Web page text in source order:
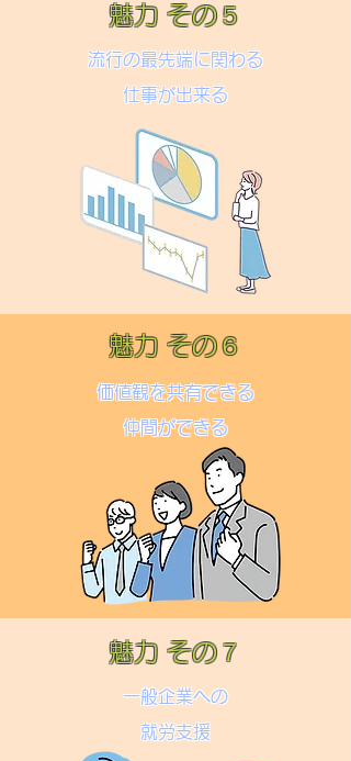
魅力 その５
流行の最先端に関わる
仕事が出来る
魅力 その６
価値観を共有できる
仲間ができる
魅力 その７
一般企業への
就労支援